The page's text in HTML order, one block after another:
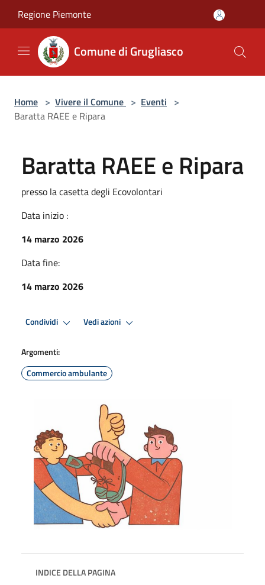
Regione Piemonte
Comune di Grugliasco
Home > Vivere il Comune > Eventi >
Baratta RAEE e Ripara
Baratta RAEE e Ripara
presso la casetta degli Ecovolontari
Data inizio :
14 marzo 2026
Data fine:
14 marzo 2026
Condividi Vedi azioni
Argomenti:
Commercio ambulante
INDICE DELLA PAGINA